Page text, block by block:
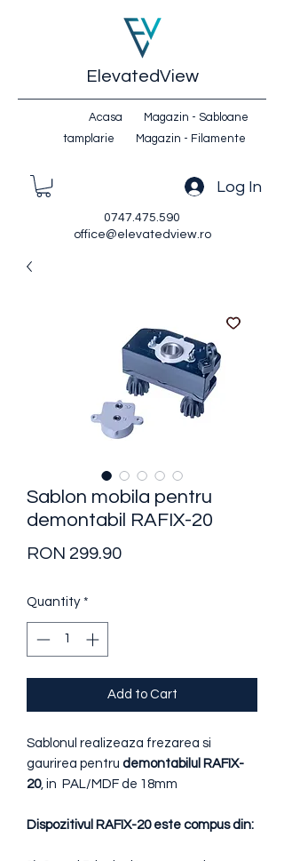
ElevatedView
Acasa
Magazin - Sabloane
tamplarie
Magazin - Filamente
Log In
0747.475.590
office@elevatedview.ro
Sablon mobila pentru
demontabil RAFIX-20
RON 299.90Price
Quantity *
Add to Cart
Sablonul realizeaza frezarea si
gaurirea pentru demontabilul RAFIX-
20, in PAL/MDF de 18mm
Dispozitivul RAFIX-20 este compus din: